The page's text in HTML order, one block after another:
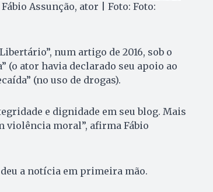
Assunção, ator | Foto: Foto:
num artigo de 2016, sob o
(o ator havia declarado seu apoio ao
(no uso de drogas).
e dignidade em seu blog. Mais
violência moral”, afirma Fábio
a notícia em primeira mão.